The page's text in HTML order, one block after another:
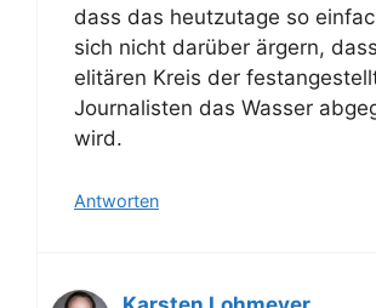
dass das heutzutage so
sich nicht darüber ärgern,
elitären Kreis der
Journalisten das Wasser
wird.
Antworten